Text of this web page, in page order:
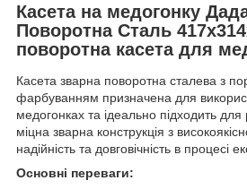
Касета на медогонку
Поворотна Сталь
поворотна касета для
Касета зварна поворотна сталева з
фарбуванням призначена для
медогонках та ідеально підходить
міцна зварна конструкція з
надійність та довговічність в процесі
Основні переваги: